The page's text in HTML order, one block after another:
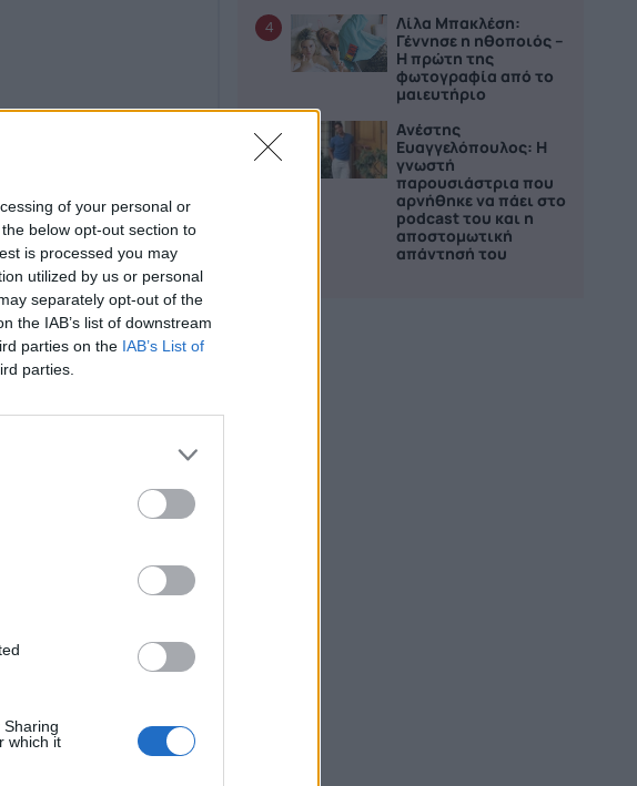
of your personal or
below opt-out section to
is processed you may
utilized by us or personal
separately opt-out of the
the IAB’s list of downstream
parties on the IAB’s List of
parties.
which it
4
Λίλα Μπακλέση:
Γέννησε η ηθοποιός –
Η πρώτη της
φωτογραφία από το
μαιευτήριο
Ανέστης
Ευαγγελόπουλος: Η
γνωστή
παρουσιάστρια που
αρνήθηκε να πάει στο
podcast του και η
αποστομωτική
απάντησή του